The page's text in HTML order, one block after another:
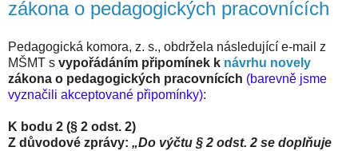
zákona o pedagogických pracovnících
Pedagogická komora, z. s., obdržela následující e-mail z
MŠMT s vypořádáním připomínek k návrhu novely
zákona o pedagogických pracovnících (barevně jsme
vyznačili akceptované připomínky):
K bodu 2 (§ 2 odst. 2)
Z důvodové zprávy: „Do výčtu § 2 odst. 2 se doplňuje